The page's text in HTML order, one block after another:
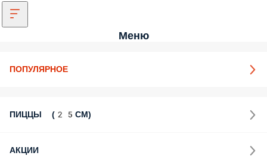
Меню
ПОПУЛЯРНОЕ
ПИЦЦЫ (25СМ)
АКЦИИ